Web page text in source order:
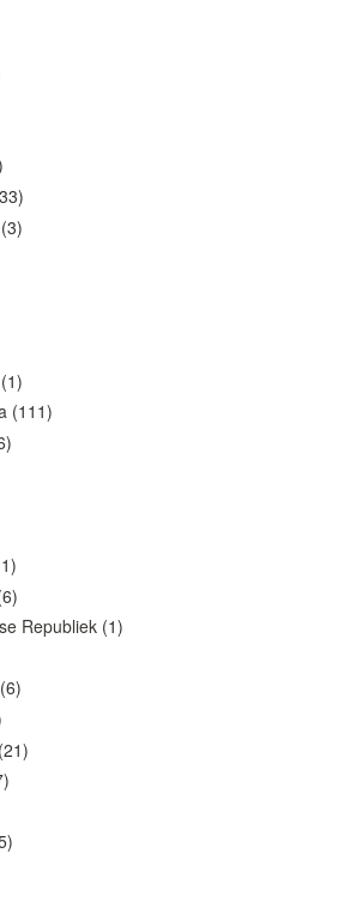
(3)
(1)
(111)
Republiek (1)
(6)
(21)